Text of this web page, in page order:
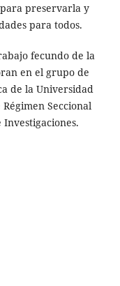
preservarla y
para todos.
fecundo de la
en el grupo de
de la Universidad
Seccional